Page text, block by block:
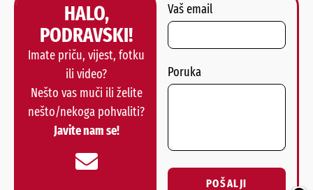
HALO,
PODRAVSKI!
Imate priču, vijest, fotku
ili video?
Nešto vas muči ili želite
nešto/nekoga pohvaliti?
Javite nam se!
Vaš email
Poruka
POŠALJI